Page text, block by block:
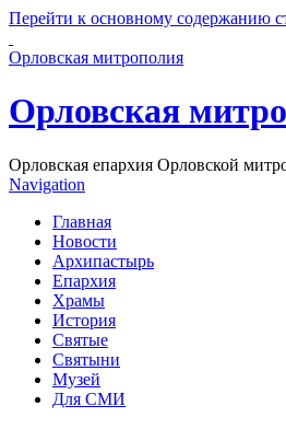
Перейти к основному содержанию
Орловская митрополия
Орловская
Орловская епархия Орловской
Navigation
Главная
Новости
Архипастырь
Епархия
Храмы
История
Святые
Святыни
Музей
Для СМИ